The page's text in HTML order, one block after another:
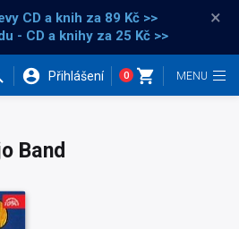
CD a knih za 89 Kč >>
- CD a knihy za 25 Kč >>
×
Přihlášení 0
Band